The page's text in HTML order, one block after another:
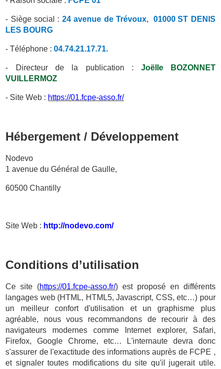
- Siège social : 24 avenue de Trévoux, 01000 ST DENIS
LES BOURG
- Téléphone :04.74.21.17.71.
- Directeur de la publication :Joëlle
BOZONNET
VUILLERMOZ
- Site Web : https://01.fcpe-asso.fr/
Hébergement / Développement
Nodevo
1 avenue du Général de Gaulle,
60500 Chantilly
Site Web : http://nodevo.com/
Conditions d’utilisation
Ce site (https://01.fcpe-asso.fr/) est proposé en différents
langages web (HTML, HTML5, Javascript, CSS, etc…) pour
un meilleur confort d'utilisation et un graphisme plus
agréable, nous vous recommandons de recourir à des
navigateurs modernes comme Internet explorer, Safari,
Firefox, Google Chrome, etc… L'internaute devra donc
s'assurer de l'exactitude des informations auprès de FCPE ,
et signaler toutes modifications du site qu'il jugerait utile.